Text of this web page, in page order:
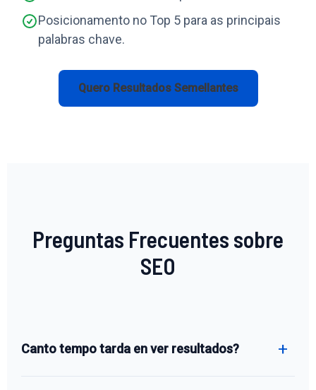
Posicionamento no Top 5 para as principais
palabras chave.
Quero Resultados Semellantes
Preguntas Frecuentes sobre
SEO
Canto tempo tarda en ver resultados?